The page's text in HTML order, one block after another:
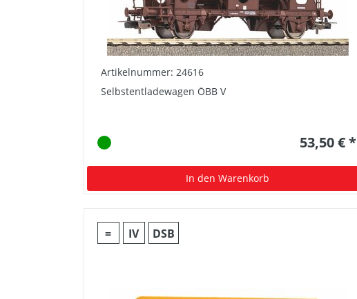
Artikelnummer: 24616
Selbstentladewagen ÖBB V
53,50 € *
In den Warenkorb
= IV DSB